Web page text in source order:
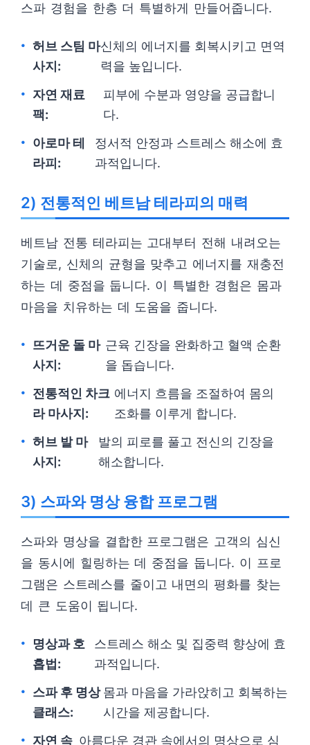
스파 경험을 한층 더 특별하게 만들어줍니다.
허브 스팀 마
사지:
신체의 에너지를 회복시키고 면역
력을 높입니다.
자연 재료
팩:
피부에 수분과 영양을 공급합니
다.
아로마 테
라피:
정서적 안정과 스트레스 해소에 효
과적입니다.
2) 전통적인 베트남 테라피의 매력
베트남 전통 테라피는 고대부터 전해 내려오는
기술로, 신체의 균형을 맞추고 에너지를 재충전
하는 데 중점을 둡니다. 이 특별한 경험은 몸과
마음을 치유하는 데 도움을 줍니다.
뜨거운 돌 마
사지:
근육 긴장을 완화하고 혈액 순환
을 돕습니다.
전통적인 차크
라 마사지:
에너지 흐름을 조절하여 몸의
조화를 이루게 합니다.
허브 발 마
사지:
발의 피로를 풀고 전신의 긴장을
해소합니다.
3) 스파와 명상 융합 프로그램
스파와 명상을 결합한 프로그램은 고객의 심신
을 동시에 힐링하는 데 중점을 둡니다. 이 프로
그램은 스트레스를 줄이고 내면의 평화를 찾는
데 큰 도움이 됩니다.
명상과 호
흡법:
스트레스 해소 및 집중력 향상에 효
과적입니다.
스파 후 명상
클래스:
몸과 마음을 가라앉히고 회복하는
시간을 제공합니다.
자연 속 아름다운 경관 속에서의 명상으로 심